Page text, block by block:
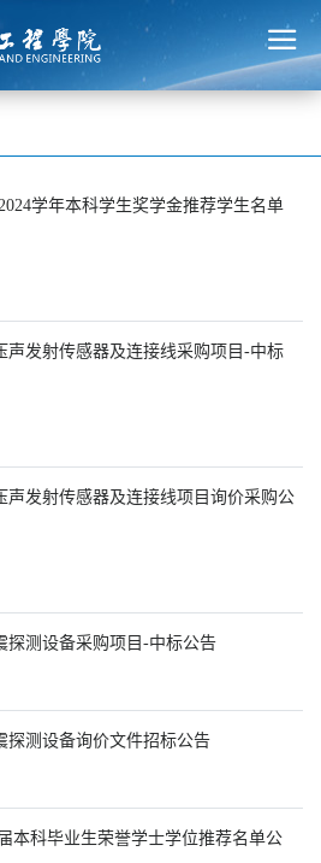
学年本科学生奖学金推荐学生名单
声发射传感器及连接线采购项目-中标
声发射传感器及连接线项目询价采购公
探测设备采购项目-中标公告
探测设备询价文件招标公告
本科毕业生荣誉学士学位推荐名单公